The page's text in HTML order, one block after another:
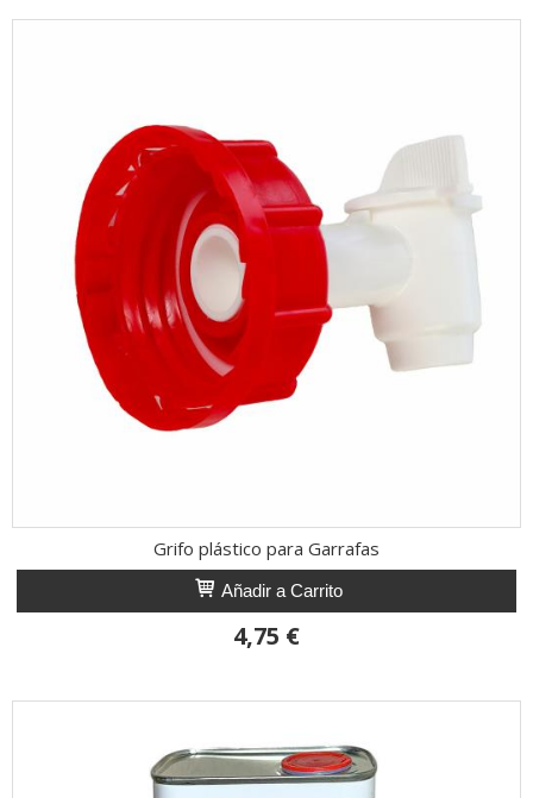
Grifo plástico para Garrafas
Añadir a Carrito
4,75 €